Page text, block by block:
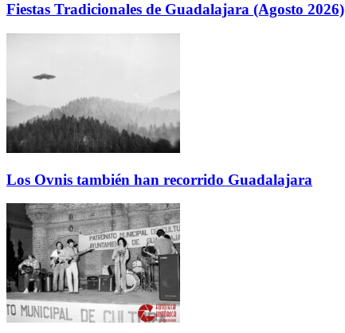
Fiestas Tradicionales de Guadalajara (Agosto 2026)
Los Ovnis también han recorrido Guadalajara